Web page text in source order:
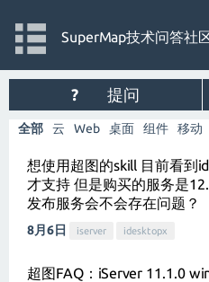
SuperMap技术问答社
? 提问
全部 云 Web 桌面 组件 移动
想使用超图的skill 目前看到
才支持 但是购买的服务是
发布服务会不会存在问题？
8月6日 iserver idesktopx
超图FAQ：iServer 11.1.0